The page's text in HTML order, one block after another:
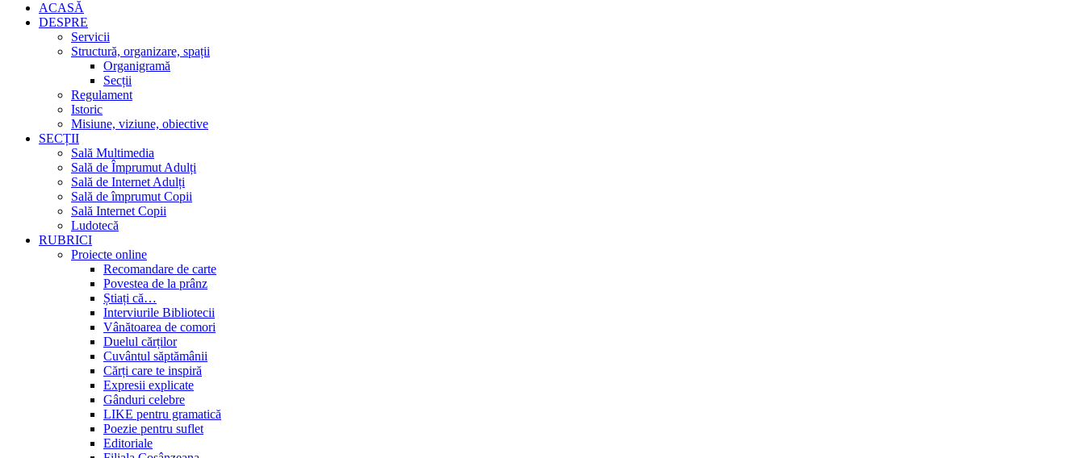
ACASĂ
DESPRE
Servicii
Structură, organizare, spații
Organigramă
Secții
Regulament
Istoric
Misiune, viziune, obiective
SECȚII
Sală Multimedia
Sală de Împrumut Adulți
Sală de Internet Adulți
Sală de împrumut Copii
Sală Internet Copii
Ludotecă
RUBRICI
Proiecte online
Recomandare de carte
Povestea de la prânz
Știați că…
Interviurile Bibliotecii
Vânătoarea de comori
Duelul cărților
Cuvântul săptămânii
Cărți care te inspiră
Expresii explicate
Gânduri celebre
LIKE pentru gramatică
Poezie pentru suflet
Editoriale